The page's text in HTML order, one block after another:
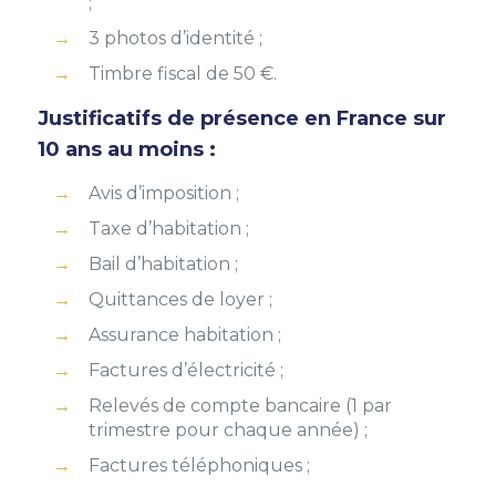
3 photos d’identité ;
Timbre fiscal de 50 €.
Justificatifs de présence en France sur
10 ans au moins :
Avis d’imposition ;
Taxe d’habitation ;
Bail d’habitation ;
Quittances de loyer ;
Assurance habitation ;
Factures d’électricité ;
Relevés de compte bancaire (1 par
trimestre pour chaque année) ;
Factures téléphoniques ;